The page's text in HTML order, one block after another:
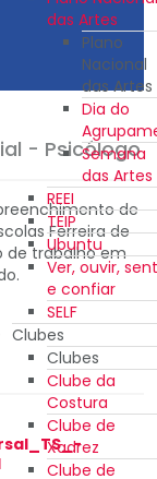
das Artes
Plano
Nacional
das Artes
Dia do
Semana
das Artes
REEI
TEIP
Ubuntu
Ver, ouvir,
e confiar
SELF
Clubes
Clubes
Clube da
Costura
Clube de
Xadrez
Clube de
- Psicólogo
de
Ferreira de
de trabalho em